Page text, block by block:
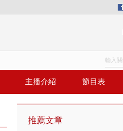
主播介紹 節目表
推薦文章